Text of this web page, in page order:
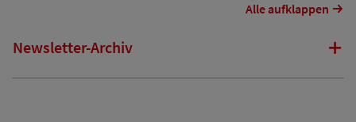
Alle aufklappen
Newsletter-Archiv